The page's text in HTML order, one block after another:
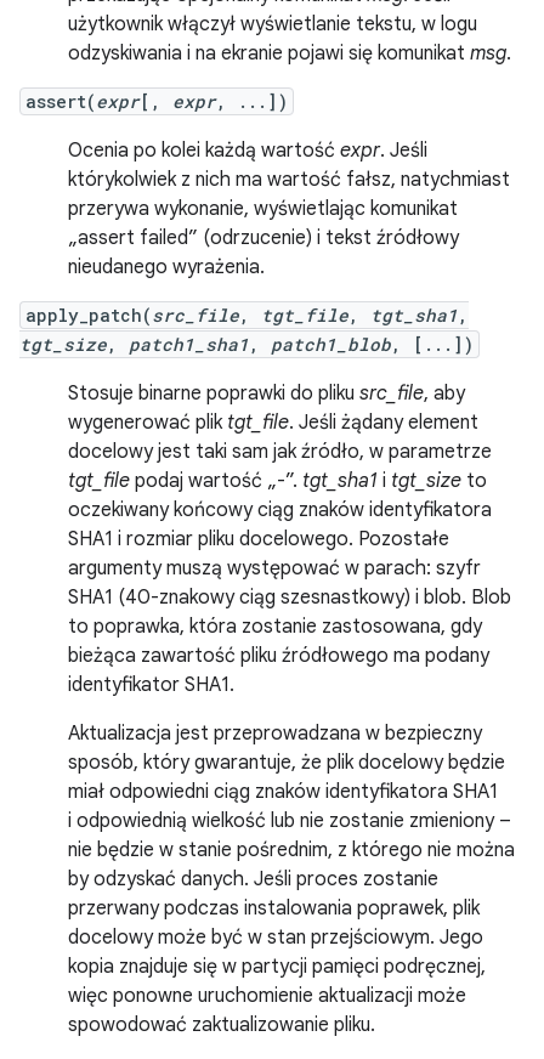
użytkownik włączył wyświetlanie tekstu, w logu
odzyskiwania i na ekranie pojawi się komunikat msg.
assert(expr[, expr, ...])
Ocenia po kolei każdą wartość expr. Jeśli
którykolwiek z nich ma wartość fałsz, natychmiast
przerywa wykonanie, wyświetlając komunikat
„assert failed” (odrzucenie) i tekst źródłowy
nieudanego wyrażenia.
apply_patch(src_file, tgt_file, tgt_sha1 ,
tgt_size, patch1_sha1 , patch1_blob, [...])
Stosuje binarne poprawki do pliku src_file, aby
wygenerować plik tgt_file. Jeśli żądany element
docelowy jest taki sam jak źródło, w parametrze
tgt_file podaj wartość „-”. tgt_sha1 i tgt_size to
oczekiwany końcowy ciąg znaków identyfikatora
SHA1 i rozmiar pliku docelowego. Pozostałe
argumenty muszą występować w parach: szyfr
SHA1 (40-znakowy ciąg szesnastkowy) i blob. Blob
to poprawka, która zostanie zastosowana, gdy
bieżąca zawartość pliku źródłowego ma podany
identyfikator SHA1.
Aktualizacja jest przeprowadzana w bezpieczny
sposób, który gwarantuje, że plik docelowy będzie
miał odpowiedni ciąg znaków identyfikatora SHA1
i odpowiednią wielkość lub nie zostanie zmieniony –
nie będzie w stanie pośrednim, z którego nie można
by odzyskać danych. Jeśli proces zostanie
przerwany podczas instalowania poprawek, plik
docelowy może być w stan przejściowym. Jego
kopia znajduje się w partycji pamięci podręcznej,
więc ponowne uruchomienie aktualizacji może
spowodować zaktualizowanie pliku.